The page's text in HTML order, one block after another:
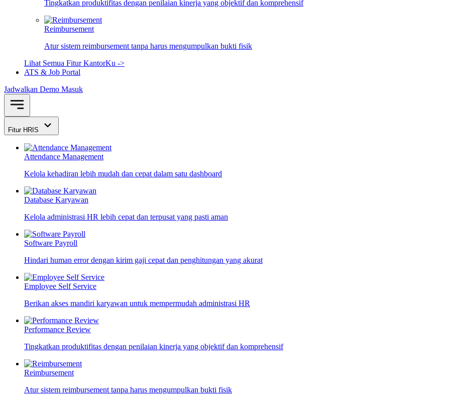
Tingkatkan produktifitas dengan penilaian kinerja yang objektif dan komprehensif
Reimbursement
Atur sistem reimbursement tanpa harus mengumpulkan bukti fisik
Lihat Semua Fitur KantorKu ->
ATS & Job Portal
Jadwalkan Demo Masuk
Fitur HRIS
Attendance Management
Kelola kehadiran lebih mudah dan cepat dalam satu dashboard
Database Karyawan
Kelola administrasi HR lebih cepat dan terpusat yang pasti aman
Software Payroll
Hindari human error dengan kirim gaji cepat dan penghitungan yang akurat
Employee Self Service
Berikan akses mandiri karyawan untuk mempermudah administrasi HR
Performance Review
Tingkatkan produktifitas dengan penilaian kinerja yang objektif dan komprehensif
Reimbursement
Atur sistem reimbursement tanpa harus mengumpulkan bukti fisik